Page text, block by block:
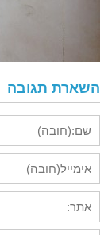
השארת תגובה